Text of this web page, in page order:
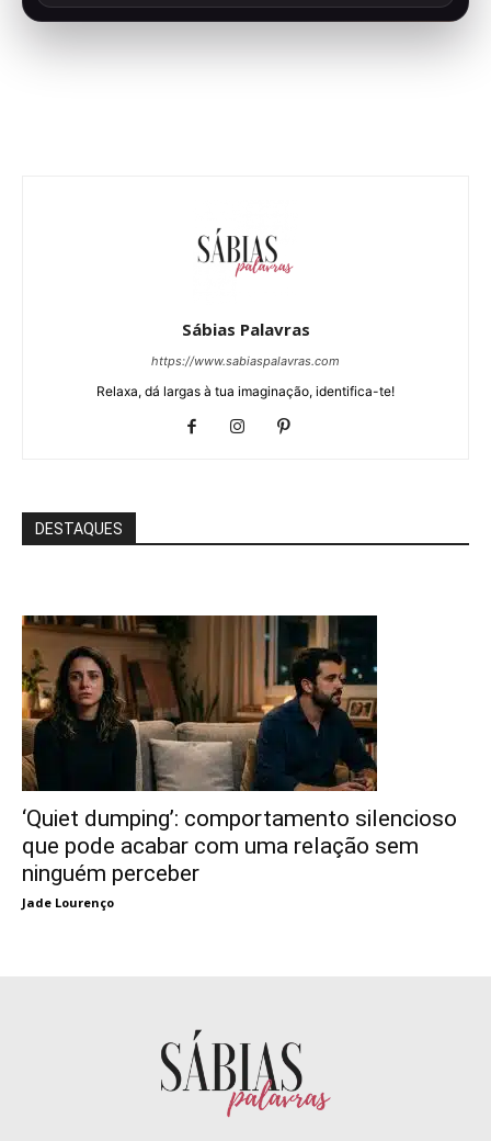
Sábias Palavras
https://www.sabiaspalavras.com
Relaxa, dá largas à tua imaginação, identifica-te!
DESTAQUES
‘Quiet dumping’: comportamento silencioso
que pode acabar com uma relação sem
ninguém perceber
Jade Lourenço